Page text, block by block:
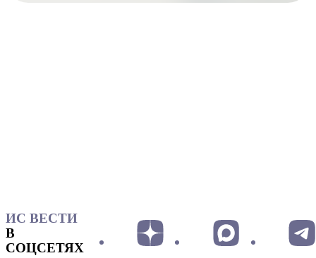
ИС ВЕСТИ
В
СОЦСЕТЯХ